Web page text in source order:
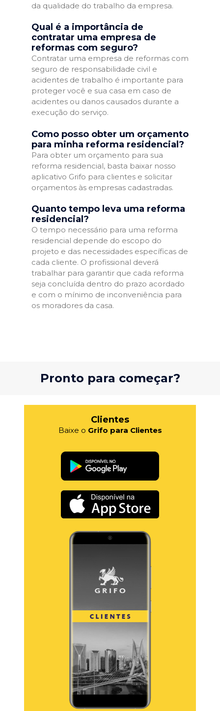
da qualidade do trabalho da empresa.
Qual é a importância de
contratar uma empresa de
reformas com seguro?
Contratar uma empresa de reformas com
seguro de responsabilidade civil e
acidentes de trabalho é importante para
proteger você e sua casa em caso de
acidentes ou danos causados durante a
execução do serviço.
Como posso obter um orçamento
para minha reforma residencial?
Para obter um orçamento para sua
reforma residencial, basta baixar nosso
aplicativo Grifo para clientes e solicitar
orçamentos às empresas cadastradas.
Quanto tempo leva uma reforma
residencial?
O tempo necessário para uma reforma
residencial depende do escopo do
projeto e das necessidades específicas de
cada cliente. O profissional deverá
trabalhar para garantir que cada reforma
seja concluída dentro do prazo acordado
e com o mínimo de inconveniência para
os moradores da casa.
Pronto para começar?
Clientes
Baixe o Grifo para Clientes